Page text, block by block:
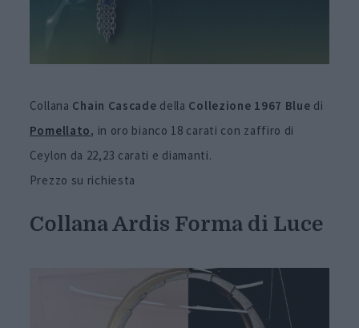
Collana Chain Cascade della Collezione 1967 Blue di
Pomellato, in oro bianco 18 carati con zaffiro di
Ceylon da 22,23 carati e diamanti.
Prezzo su richiesta
Collana Ardis Forma di Luce